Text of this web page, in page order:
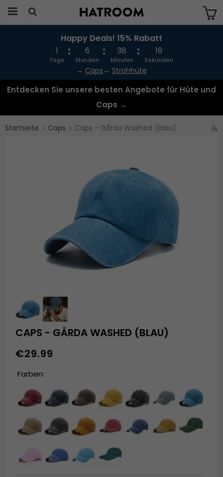
Das Produkt wurde in Ihren Warenkorb
gelegt
Happy Deals! 15% Rabatt
1
Tage
6
Stunden
38
Minuten
19
Sekunden
→ Caps → Strohhüte
Entdecken Sie unsere besten Angebote für Hüte und
Caps →
Startseite Caps Caps - Gårda Washed (blau)
CAPS - GÅRDA WASHED (BLAU)
€29.99
Farben: